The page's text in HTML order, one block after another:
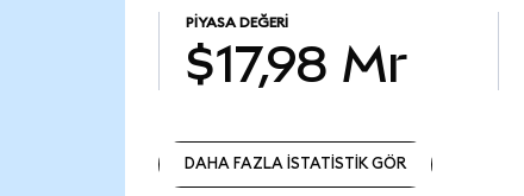
PIYASA DEĞERI
$17,98 Mr
DAHA FAZLA İSTATİSTİK GÖR